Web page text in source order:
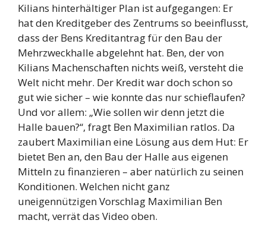
Kilians hinterhältiger Plan ist aufgegangen: Er
hat den Kreditgeber des Zentrums so beeinflusst,
dass der Bens Kreditantrag für den Bau der
Mehrzweckhalle abgelehnt hat. Ben, der von
Kilians Machenschaften nichts weiß, versteht die
Welt nicht mehr. Der Kredit war doch schon so
gut wie sicher – wie konnte das nur schieflaufen?
Und vor allem: „Wie sollen wir denn jetzt die
Halle bauen?“, fragt Ben Maximilian ratlos. Da
zaubert Maximilian eine Lösung aus dem Hut: Er
bietet Ben an, den Bau der Halle aus eigenen
Mitteln zu finanzieren – aber natürlich zu seinen
Konditionen. Welchen nicht ganz
uneigennützigen Vorschlag Maximilian Ben
macht, verrät das Video oben.